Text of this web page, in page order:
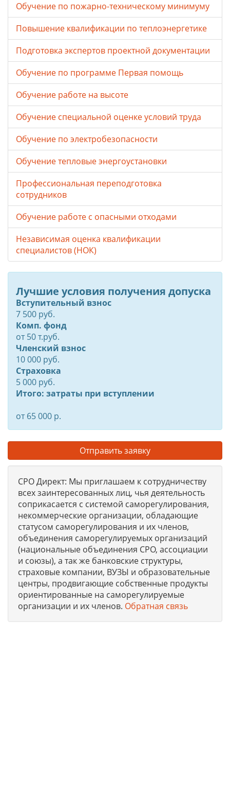
Обучение по пожарно-техническому минимуму
Повышение квалификации по теплоэнергетике
Подготовка экспертов проектной документации
Обучение по программе Первая помощь
Обучение работе на высоте
Обучение специальной оценке условий труда
Обучение по электробезопасности
Обучение тепловые энергоустановки
Профессиональная переподготовка
сотрудников
Обучение работе с опасными отходами
Независимая оценка квалификации
специалистов (НОК)
Лучшие условия получения допуска
Вступительный взнос
7 500 руб.
Комп. фонд
от50т.руб.
Членский взнос
10 000 руб.
Страховка
5 000 руб.
Итого: затраты при вступлении
от 65 000 р.
Отправить заявку
СРО Директ: Мы приглашаем к сотрудничеству
всех заинтересованных лиц, чья деятельность
соприкасается с системой саморегулирования,
некоммерческие организации, обладающие
статусом саморегулирования и их членов,
объединения саморегулируемых организаций
(национальные объединения СРО, ассоциации
и союзы), а так же банковские структуры,
страховые компании, ВУЗЫ и образовательные
центры, продвигающие собственные продукты
ориентированные на саморегулируемые
организации и их членов. Обратная связь